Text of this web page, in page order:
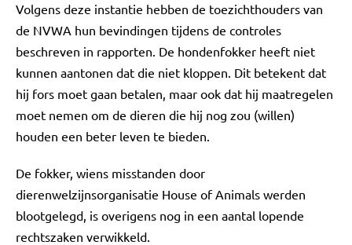
Volgens deze instantie hebben de toezichthouders van
de NVWA hun bevindingen tijdens de controles
beschreven in rapporten. De hondenfokker heeft niet
kunnen aantonen dat die niet kloppen. Dit betekent dat
hij fors moet gaan betalen, maar ook dat hij maatregelen
moet nemen om de dieren die hij nog zou (willen)
houden een beter leven te bieden.
De fokker, wiens misstanden door
dierenwelzijnsorganisatie House of Animals werden
blootgelegd, is overigens nog in een aantal lopende
rechtszaken verwikkeld.